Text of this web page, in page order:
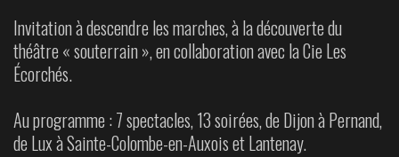
Invitation à descendre les marches, à la découverte du
théâtre « souterrain », en collaboration avec la Cie Les
Écorchés.
Au programme : 7 spectacles, 13 soirées, de Dijon à Pernand,
de Lux à Sainte-Colombe-en-Auxois et Lantenay.